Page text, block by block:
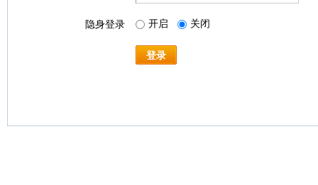
隐身登录 开启 关闭
登录